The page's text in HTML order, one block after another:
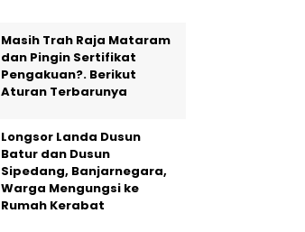
Masih Trah Raja Mataram
dan Pingin Sertifikat
Pengakuan?. Berikut
Aturan Terbarunya
Longsor Landa Dusun
Batur dan Dusun
Sipedang, Banjarnegara,
Warga Mengungsi ke
Rumah Kerabat